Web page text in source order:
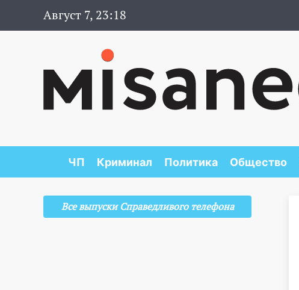
Август 7, 23:18
ЧП Криминал Политика Общество
Все выпуски Справедливого телефона